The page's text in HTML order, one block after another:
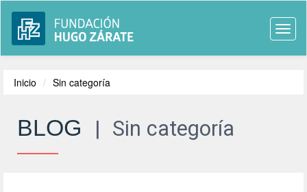
Inicio Sin categoría
BLOG | Sin categoría